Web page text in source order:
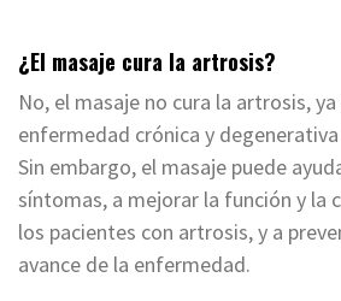
¿El masaje cura la artrosis?
No, el masaje no cura la artrosis,
enfermedad crónica y
Sin embargo, el masaje puede
síntomas, a mejorar la función y la
los pacientes con artrosis, y a
avance de la enfermedad.